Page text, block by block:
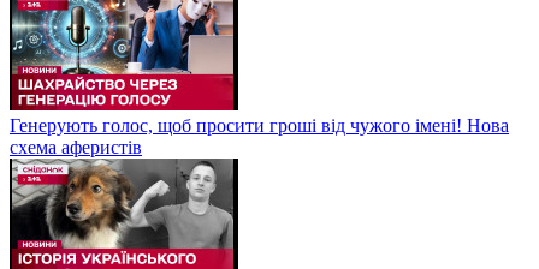
Генерують голос, щоб просити гроші від чужого імені! Нова
схема аферистів